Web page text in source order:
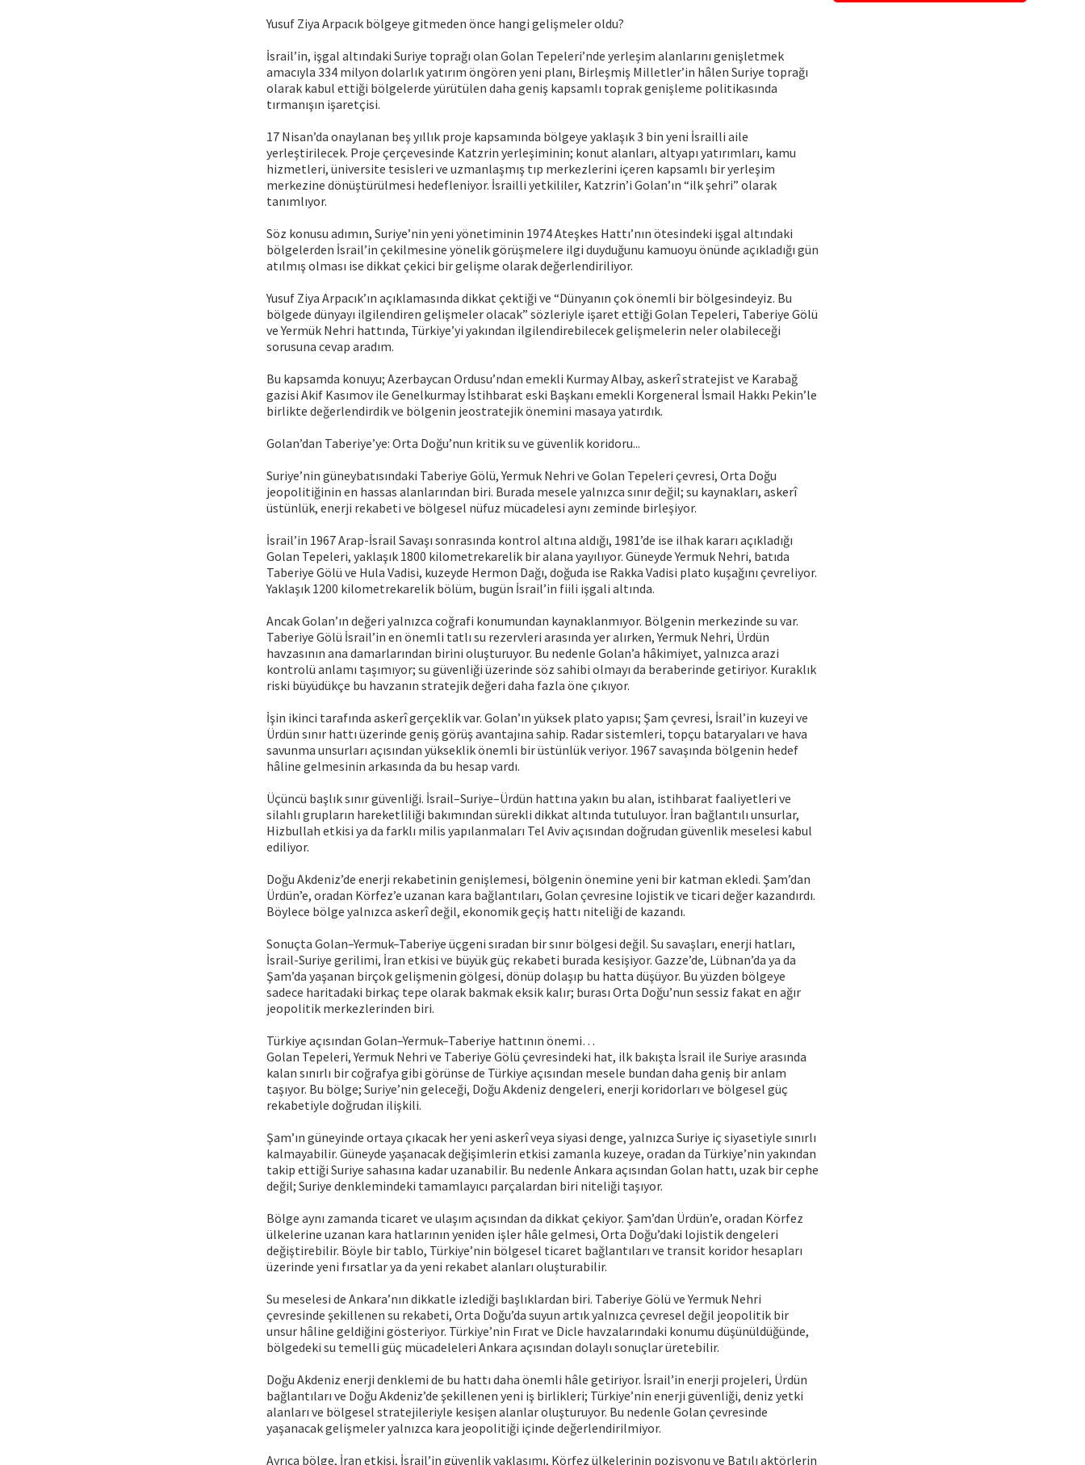
Yusuf Ziya Arpacık bölgeye gitmeden önce hangi gelişmeler oldu?
İsrail’in, işgal altındaki Suriye toprağı olan Golan Tepeleri’nde yerleşim alanlarını genişletmek
amacıyla 334 milyon dolarlık yatırım öngören yeni planı, Birleşmiş Milletler’in hâlen Suriye toprağı
olarak kabul ettiği bölgelerde yürütülen daha geniş kapsamlı toprak genişleme politikasında
tırmanışın işaretçisi.
17 Nisan’da onaylanan beş yıllık proje kapsamında bölgeye yaklaşık 3 bin yeni İsrailli aile
yerleştirilecek. Proje çerçevesinde Katzrin yerleşiminin; konut alanları, altyapı yatırımları, kamu
hizmetleri, üniversite tesisleri ve uzmanlaşmış tıp merkezlerini içeren kapsamlı bir yerleşim
merkezine dönüştürülmesi hedefleniyor. İsrailli yetkililer, Katzrin’i Golan’ın “ilk şehri” olarak
tanımlıyor.
Söz konusu adımın, Suriye’nin yeni yönetiminin 1974 Ateşkes Hattı’nın ötesindeki işgal altındaki
bölgelerden İsrail’in çekilmesine yönelik görüşmelere ilgi duyduğunu kamuoyu önünde açıkladığı gün
atılmış olması ise dikkat çekici bir gelişme olarak değerlendiriliyor.
Yusuf Ziya Arpacık’ın açıklamasında dikkat çektiği ve “Dünyanın çok önemli bir bölgesindeyiz. Bu
bölgede dünyayı ilgilendiren gelişmeler olacak” sözleriyle işaret ettiği Golan Tepeleri, Taberiye Gölü
ve Yermük Nehri hattında, Türkiye’yi yakından ilgilendirebilecek gelişmelerin neler olabileceği
sorusuna cevap aradım.
Bu kapsamda konuyu; Azerbaycan Ordusu’ndan emekli Kurmay Albay, askerî stratejist ve Karabağ
gazisi Akif Kasımov ile Genelkurmay İstihbarat eski Başkanı emekli Korgeneral İsmail Hakkı Pekin’le
birlikte değerlendirdik ve bölgenin jeostratejik önemini masaya yatırdık.
Golan’dan Taberiye’ye: Orta Doğu’nun kritik su ve güvenlik koridoru...
Suriye’nin güneybatısındaki Taberiye Gölü, Yermuk Nehri ve Golan Tepeleri çevresi, Orta Doğu
jeopolitiğinin en hassas alanlarından biri. Burada mesele yalnızca sınır değil; su kaynakları, askerî
üstünlük, enerji rekabeti ve bölgesel nüfuz mücadelesi aynı zeminde birleşiyor.
İsrail’in 1967 Arap-İsrail Savaşı sonrasında kontrol altına aldığı, 1981’de ise ilhak kararı açıkladığı
Golan Tepeleri, yaklaşık 1800 kilometrekarelik bir alana yayılıyor. Güneyde Yermuk Nehri, batıda
Taberiye Gölü ve Hula Vadisi, kuzeyde Hermon Dağı, doğuda ise Rakka Vadisi plato kuşağını çevreliyor.
Yaklaşık 1200 kilometrekarelik bölüm, bugün İsrail’in fiili işgali altında.
Ancak Golan’ın değeri yalnızca coğrafi konumundan kaynaklanmıyor. Bölgenin merkezinde su var.
Taberiye Gölü İsrail’in en önemli tatlı su rezervleri arasında yer alırken, Yermuk Nehri, Ürdün
havzasının ana damarlarından birini oluşturuyor. Bu nedenle Golan’a hâkimiyet, yalnızca arazi
kontrolü anlamı taşımıyor; su güvenliği üzerinde söz sahibi olmayı da beraberinde getiriyor. Kuraklık
riski büyüdükçe bu havzanın stratejik değeri daha fazla öne çıkıyor.
İşin ikinci tarafında askerî gerçeklik var. Golan’ın yüksek plato yapısı; Şam çevresi, İsrail’in kuzeyi ve
Ürdün sınır hattı üzerinde geniş görüş avantajına sahip. Radar sistemleri, topçu bataryaları ve hava
savunma unsurları açısından yükseklik önemli bir üstünlük veriyor. 1967 savaşında bölgenin hedef
hâline gelmesinin arkasında da bu hesap vardı.
Üçüncü başlık sınır güvenliği. İsrail–Suriye–Ürdün hattına yakın bu alan, istihbarat faaliyetleri ve
silahlı grupların hareketliliği bakımından sürekli dikkat altında tutuluyor. İran bağlantılı unsurlar,
Hizbullah etkisi ya da farklı milis yapılanmaları Tel Aviv açısından doğrudan güvenlik meselesi kabul
ediliyor.
Doğu Akdeniz’de enerji rekabetinin genişlemesi, bölgenin önemine yeni bir katman ekledi. Şam’dan
Ürdün’e, oradan Körfez’e uzanan kara bağlantıları, Golan çevresine lojistik ve ticari değer kazandırdı.
Böylece bölge yalnızca askerî değil, ekonomik geçiş hattı niteliği de kazandı.
Sonuçta Golan–Yermuk–Taberiye üçgeni sıradan bir sınır bölgesi değil. Su savaşları, enerji hatları,
İsrail-Suriye gerilimi, İran etkisi ve büyük güç rekabeti burada kesişiyor. Gazze’de, Lübnan’da ya da
Şam’da yaşanan birçok gelişmenin gölgesi, dönüp dolaşıp bu hatta düşüyor. Bu yüzden bölgeye
sadece haritadaki birkaç tepe olarak bakmak eksik kalır; burası Orta Doğu’nun sessiz fakat en ağır
jeopolitik merkezlerinden biri.
Türkiye açısından Golan–Yermuk–Taberiye hattının önemi…
Golan Tepeleri, Yermuk Nehri ve Taberiye Gölü çevresindeki hat, ilk bakışta İsrail ile Suriye arasında
kalan sınırlı bir coğrafya gibi görünse de Türkiye açısından mesele bundan daha geniş bir anlam
taşıyor. Bu bölge; Suriye’nin geleceği, Doğu Akdeniz dengeleri, enerji koridorları ve bölgesel güç
rekabetiyle doğrudan ilişkili.
Şam’ın güneyinde ortaya çıkacak her yeni askerî veya siyasi denge, yalnızca Suriye iç siyasetiyle sınırlı
kalmayabilir. Güneyde yaşanacak değişimlerin etkisi zamanla kuzeye, oradan da Türkiye’nin yakından
takip ettiği Suriye sahasına kadar uzanabilir. Bu nedenle Ankara açısından Golan hattı, uzak bir cephe
değil; Suriye denklemindeki tamamlayıcı parçalardan biri niteliği taşıyor.
Bölge aynı zamanda ticaret ve ulaşım açısından da dikkat çekiyor. Şam’dan Ürdün’e, oradan Körfez
ülkelerine uzanan kara hatlarının yeniden işler hâle gelmesi, Orta Doğu’daki lojistik dengeleri
değiştirebilir. Böyle bir tablo, Türkiye’nin bölgesel ticaret bağlantıları ve transit koridor hesapları
üzerinde yeni fırsatlar ya da yeni rekabet alanları oluşturabilir.
Su meselesi de Ankara’nın dikkatle izlediği başlıklardan biri. Taberiye Gölü ve Yermuk Nehri
çevresinde şekillenen su rekabeti, Orta Doğu’da suyun artık yalnızca çevresel değil jeopolitik bir
unsur hâline geldiğini gösteriyor. Türkiye’nin Fırat ve Dicle havzalarındaki konumu düşünüldüğünde,
bölgedeki su temelli güç mücadeleleri Ankara açısından dolaylı sonuçlar üretebilir.
Doğu Akdeniz enerji denklemi de bu hattı daha önemli hâle getiriyor. İsrail’in enerji projeleri, Ürdün
bağlantıları ve Doğu Akdeniz’de şekillenen yeni iş birlikleri; Türkiye’nin enerji güvenliği, deniz yetki
alanları ve bölgesel stratejileriyle kesişen alanlar oluşturuyor. Bu nedenle Golan çevresinde
yaşanacak gelişmeler yalnızca kara jeopolitiği içinde değerlendirilmiyor.
Ayrıca bölge, İran etkisi, İsrail’in güvenlik yaklaşımı, Körfez ülkelerinin pozisyonu ve Batılı aktörlerin